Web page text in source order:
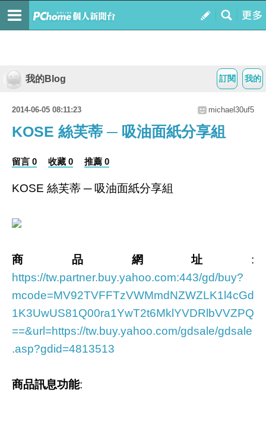
我的
訂閱
我的Blog
2014-06-05 08:11:23 michael30uf5
KOSE 絲芙蒂 ─ 吸油面紙分享組
留言 0 收藏 0 推薦 0
KOSE 絲芙蒂 ─ 吸油面紙分享組
商品網址 :
https://tw.partner.buy.yahoo.com:443/gd/buy?
mcode=MV92TVFFTzVWMmdNZWZLK1l4cGd
1K3UwUS81Q00ra1YwT2t6MklYVDRlbVVZPQ
==&url=https://tw.buy.yahoo.com/gdsale/gdsale
.asp?gdid=4813513
商品訊息功能: